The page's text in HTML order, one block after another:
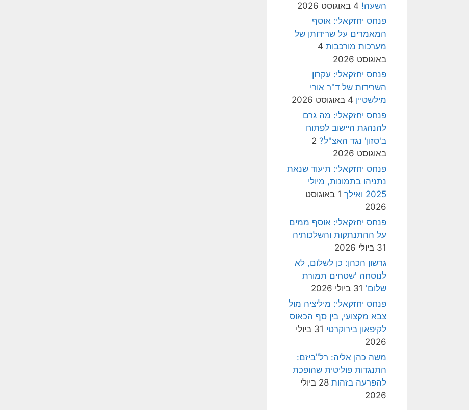
השעה! 4 באוגוסט 2026
פנחס יחזקאלי: אוסף
המאמרים על שרידותן של
מערכות מורכבות 4
באוגוסט 2026
פנחס יחזקאלי: עקרון
השרידות של ד"ר אורי
מילשטיין 4 באוגוסט 2026
פנחס יחזקאלי: מה גרם
להנהגת היישוב לפתוח
ב'סזון' נגד האצ"ל? 2
באוגוסט 2026
פנחס יחזקאלי: תיעוד שנאת
נתניהו בתמונות, מיולי
2025 ואילך
1 באוגוסט
2026
פנחס יחזקאלי: אוסף ממים
על ההתנתקות והשלכותיה
31 ביולי 2026
גרשון הכהן: כן לשלום, לא
לנוסחה 'שטחים תמורת
שלום' 31 ביולי 2026
פנחס יחזקאלי: מיליציה מול
צבא מקצועי, בין סף הכאוס
לקיפאון בירוקרטי
31 ביולי
2026
משה כהן אליה: רל"ביזם:
התנגדות פוליטית שהופכת
להפרעה בזהות
28 ביולי
2026